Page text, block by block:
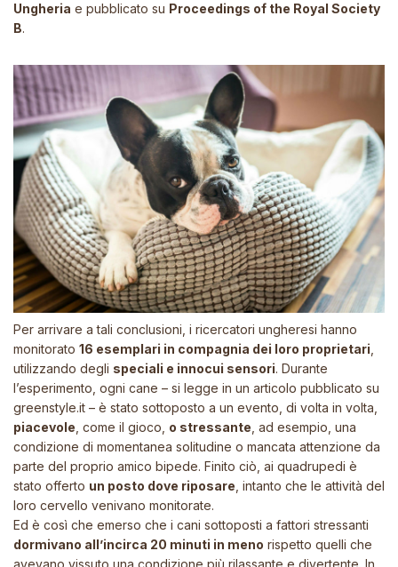
Ungheria e pubblicato su Proceedings of the Royal Society
B.
Per arrivare a tali conclusioni, i ricercatori ungheresi hanno
monitorato 16 esemplari in compagnia dei loro proprietari
utilizzando degli speciali e innocui sensori. Durante
l’esperimento, ogni cane – si legge in un articolo pubblicato su
greenstyle.it – è stato sottoposto a un evento, di volta in volta,
piacevole , come il gioco, o stressante , ad esempio, una
condizione di momentanea solitudine o mancata attenzione da
parte del proprio amico bipede. Finito ciò, ai quadrupedi è
stato offerto un posto dove riposare , intanto che le attività del
loro cervello venivano monitorate.
Ed è così che emerso che i cani sottoposti a fattori stressanti
dormivano all’incirca 20 minuti in meno rispetto quelli che
avevano vissuto una condizione più rilassante e divertente. In